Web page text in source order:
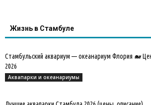
Жизнь в Стамбуле
Стамбульский аквариум — океанариум Флория 🐋
2026
Аквапарки и океанариумы